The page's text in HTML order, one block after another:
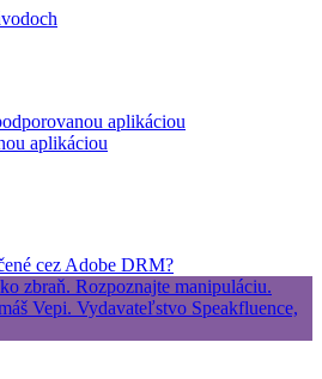
aplikáciou
aplikáciou
cez Adobe DRM?